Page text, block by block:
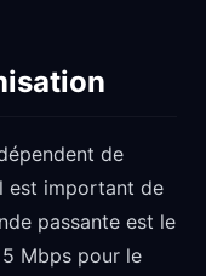
de
est important de
passante est le
Mbps pour le